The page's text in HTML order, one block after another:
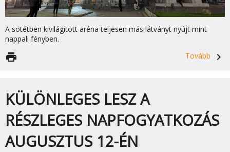
A sötétben kivilágított aréna teljesen más látványt nyújt mint
nappali fényben.
Tovább
navigate_next
print
KÜLÖNLEGES LESZ A
RÉSZLEGES NAPFOGYATKOZÁS
AUGUSZTUS 12-ÉN